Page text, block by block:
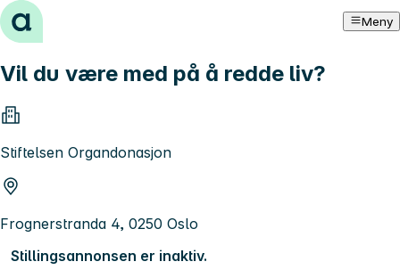
Hopp til innhold Meny
Vil du være med på å redde liv?
Stiftelsen Organdonasjon
Frognerstranda 4, 0250 Oslo
Stillingsannonsen er inaktiv.